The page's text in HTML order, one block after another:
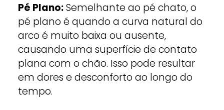
Pé Plano:Semelhante ao pé chato, o
pé plano é quando a curva natural do
arco é muito baixa ou ausente,
causando uma superfície de contato
plana com o chão. Isso pode resultar
em dores e desconforto ao longo do
tempo.